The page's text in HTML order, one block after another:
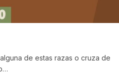
de estas razas o cruza de